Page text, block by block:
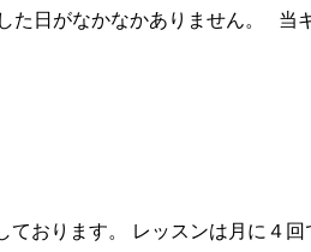
た日がなかなかありません。 当
おります。 レッスンは月に４